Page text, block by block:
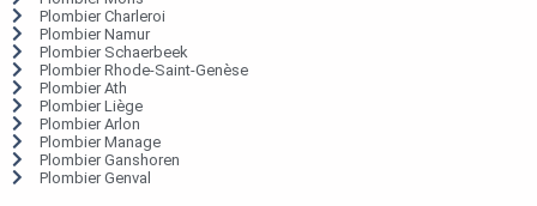
Plombier Charleroi
Plombier Namur
Plombier Schaerbeek
Plombier Rhode-Saint-Genèse
Plombier Ath
Plombier Liège
Plombier Arlon
Plombier Manage
Plombier Ganshoren
Plombier Genval